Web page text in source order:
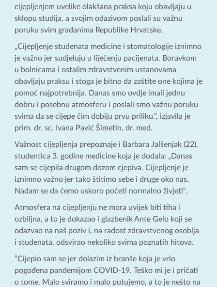
cijepljenjem uvelike olakšana praksa koju obavljaju u
sklopu studija, a svojim odazivom poslali su važnu
poruku svim građanima Republike Hrvatske.
„Cijepljenje studenata medicine i stomatologije iznimno
je važno jer sudjeluju u liječenju pacijenata. Boravkom
u bolnicama i ostalim zdravstvenim ustanovama
obavljaju praksu i stoga je bitno da zaštite one kojima je
pomoć najpotrebnija. Danas smo ovdje imali jednu
dobru i posebnu atmosferu i poslali smo važnu poruku
svima da se cijepe čim dobiju prvu priliku.“, izjavila je
prim. dr. sc. Ivana Pavić Šimetin, dr. med.
Važnost cijepljenja prepoznaje i Barbara Jalšenjak (22),
studentica 3. godine medicine koja je dodala: „Danas
sam se cijepila drugom dozom cjepiva. Cijepljenje je
iznimno važno jer tako štitimo sebe i druge oko nas.
Nadam se da ćemo uskoro početi normalno živjeti“.
Atmosfera na cijepljenju ne mora uvijek biti tiha i
ozbiljna, a to je dokazao i glazbenik Ante Gelo koji se
odazvao na naš poziv i, na radost zdravstvenog osoblja
i studenata, odsvirao nekoliko svima poznatih hitova.
”Cijepio sam se jer dolazim iz branše koja je vrlo
pogođena pandemijom COVID-19. Teško mi je i pričati
o tome. Malo sviramo i malo putujemo, a to je nešto na